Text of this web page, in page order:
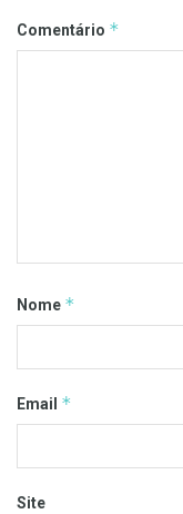
Comentário *
Nome *
Email *
Site